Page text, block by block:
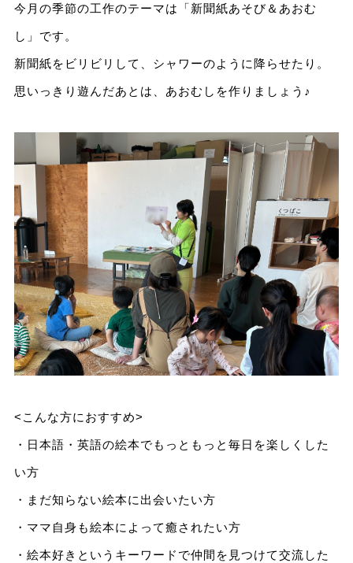
今月の季節の工作のテーマは「新聞紙あそび＆あおむ
し」です。
新聞紙をビリビリして、シャワーのように降らせたり。
思いっきり遊んだあとは、あおむしを作りましょう♪
<こんな方におすすめ>
・日本語・英語の絵本でもっともっと毎日を楽しくした
い方
・まだ知らない絵本に出会いたい方
・ママ自身も絵本によって癒されたい方
・絵本好きというキーワードで仲間を見つけて交流した